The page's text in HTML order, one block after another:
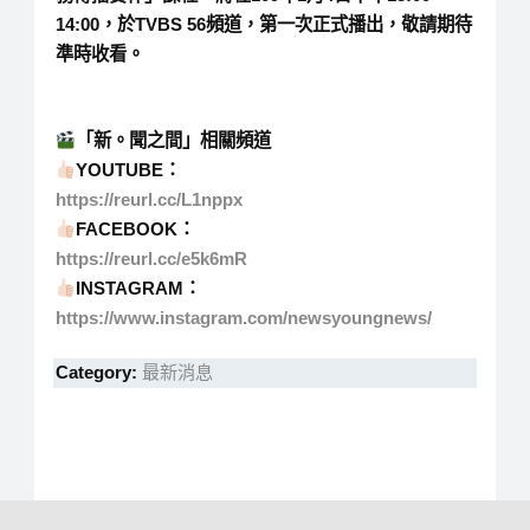
14:00，於TVBS 56頻道，第一次正式播出，敬請期待
準時收看。
「新。聞之間」相關頻道
YOUTUBE：
https://reurl.cc/L1nppx
FACEBOOK：
https://reurl.cc/e5k6mR
INSTAGRAM：
https://www.instagram.com/newsyoungnews/
Category: 最新消息